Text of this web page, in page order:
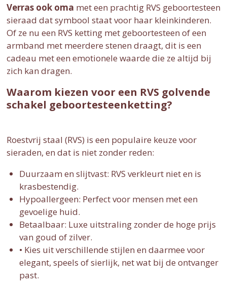
Verras ook oma met een prachtig RVS geboortesteen
sieraad dat symbool staat voor haar kleinkinderen.
Of ze nu een RVS ketting met geboortesteen of een
armband met meerdere stenen draagt, dit is een
cadeau met een emotionele waarde die ze altijd bij
zich kan dragen.
Waarom kiezen voor een RVS golvende
schakel geboortesteenketting?
Roestvrij staal (RVS) is een populaire keuze voor
sieraden, en dat is niet zonder reden:
Duurzaam en slijtvast: RVS verkleurt niet en is
krasbestendig.
Hypoallergeen: Perfect voor mensen met een
gevoelige huid.
Betaalbaar: Luxe uitstraling zonder de hoge prijs
van goud of zilver.
• Kies uit verschillende stijlen en daarmee voor
elegant, speels of sierlijk, net wat bij de ontvanger
past.